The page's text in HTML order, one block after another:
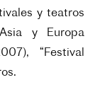
y teatros
y Europa
“Festival